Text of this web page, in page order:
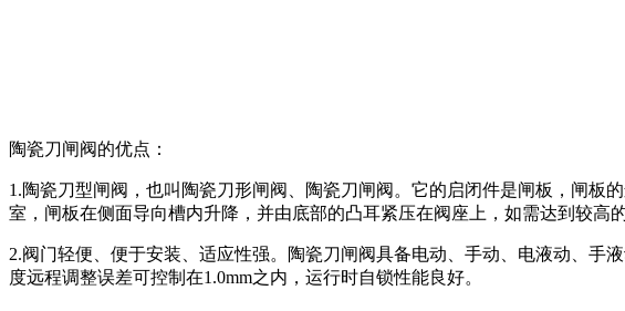
陶瓷刀闸阀的优点：
1.陶瓷刀型闸阀，也叫陶瓷刀形闸阀、陶瓷刀闸阀。它的启闭件是闸板，闸
室，闸板在侧面导向槽内升降，并由底部的凸耳紧压在阀座上，如需达到较高
2.阀门轻便、便于安装、适应性强。陶瓷刀闸阀具备电动、手动、电液动、手
度远程调整误差可控制在1.0mm之内，运行时自锁性能良好。